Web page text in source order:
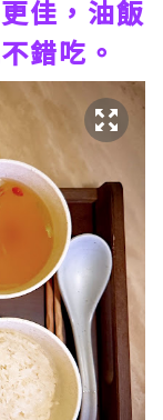
佳，油飯
錯吃。